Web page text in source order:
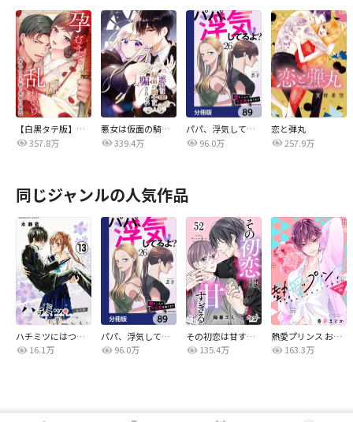
【白黒タテ版】孕むまで乱れいけ～身代わり花嫁と軍服の猛愛
357.8万
悪女は仮面の騎士に騙されない
339.4万
パパ、浮気してるよ？娘と二人でクズ夫を捨てます【分冊版】
96.0万
恋と弾丸
257.9万
同じジャンルの人気作品
ハチミツにはつこい
16.1万
パパ、浮気してるよ？娘と二人でクズ夫を捨てます【分冊版】
96.0万
その初恋は甘すぎる～恋愛処女には刺激が強い～
135.4万
熱愛プリンス お兄ちゃんはキミが好き
163.3万